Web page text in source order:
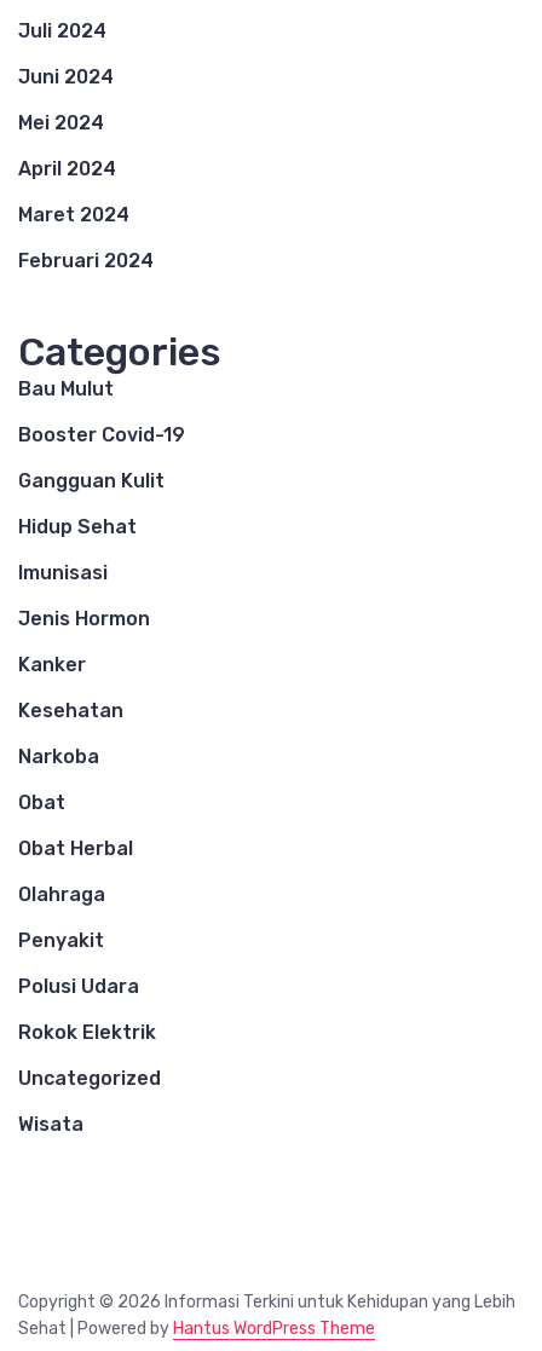
Juli 2024
Juni 2024
Mei 2024
April 2024
Maret 2024
Februari 2024
Categories
Bau Mulut
Booster Covid-19
Gangguan Kulit
Hidup Sehat
Imunisasi
Jenis Hormon
Kanker
Kesehatan
Narkoba
Obat
Obat Herbal
Olahraga
Penyakit
Polusi Udara
Rokok Elektrik
Uncategorized
Wisata
Copyright © 2026 Informasi Terkini untuk Kehidupan yang Lebih
Sehat | Powered by Hantus WordPress Theme